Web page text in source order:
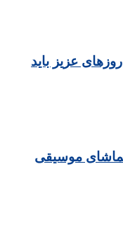
عزیز باید
تماشای موسیقی